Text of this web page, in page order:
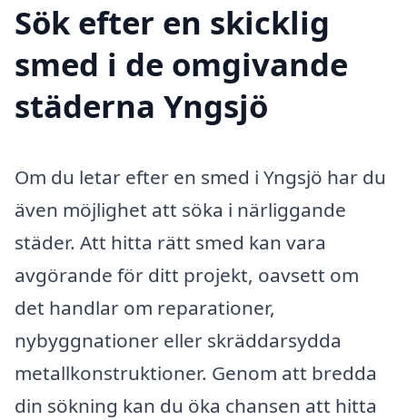
Sök efter en skicklig
smed i de omgivande
städerna Yngsjö
Om du letar efter en smed i Yngsjö har du
även möjlighet att söka i närliggande
städer. Att hitta rätt smed kan vara
avgörande för ditt projekt, oavsett om
det handlar om reparationer,
nybyggnationer eller skräddarsydda
metallkonstruktioner. Genom att bredda
din sökning kan du öka chansen att hitta